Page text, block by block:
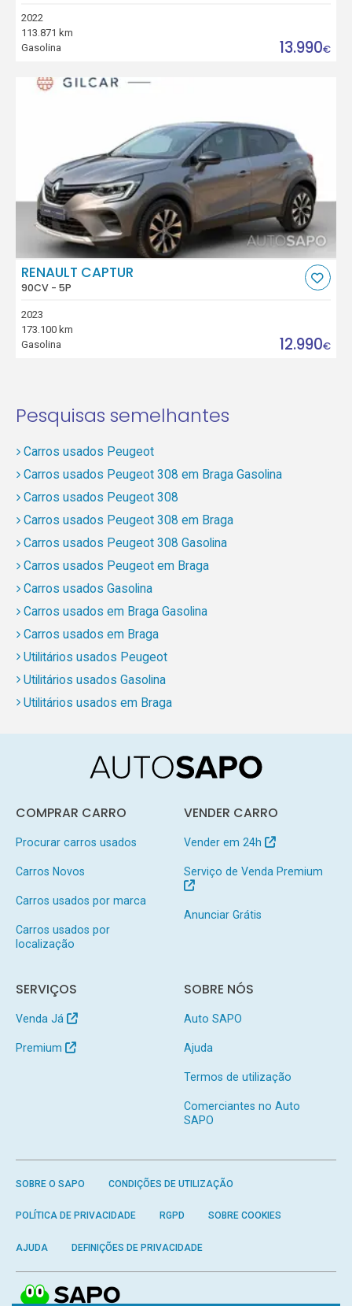
2022
113.871 km
Gasolina
13.990€
RENAULT CAPTUR
90CV - 5P
2023
173.100 km
Gasolina
12.990€
Pesquisas semelhantes
Carros usados Peugeot
Carros usados Peugeot 308 em Braga Gasolina
Carros usados Peugeot 308
Carros usados Peugeot 308 em Braga
Carros usados Peugeot 308 Gasolina
Carros usados Peugeot em Braga
Carros usados Gasolina
Carros usados em Braga Gasolina
Carros usados em Braga
Utilitários usados Peugeot
Utilitários usados Gasolina
Utilitários usados em Braga
COMPRAR CARRO
Procurar carros usados
Carros Novos
Carros usados por marca
Carros usados por
localização
VENDER CARRO
Vender em 24h
Serviço de Venda Premium
Anunciar Grátis
SERVIÇOS
Venda Já
Premium
SOBRE NÓS
Auto SAPO
Ajuda
Termos de utilização
Comerciantes no Auto
SAPO
SOBRE O SAPO CONDIÇÕES DE UTILIZAÇÃO
POLÍTICA DE PRIVACIDADE RGPD SOBRE COOKIES
AJUDA DEFINIÇÕES DE PRIVACIDADE